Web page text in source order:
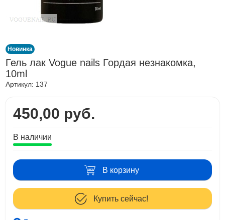
Новинка
Гель лак Vogue nails Гордая незнакомка,
10ml
Артикул: 137
450,00 руб.
В наличии
В корзину
Купить сейчас!